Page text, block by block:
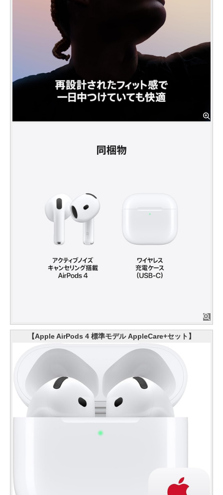
【Apple AirPods 4 標準モデル AppleCare+セット】